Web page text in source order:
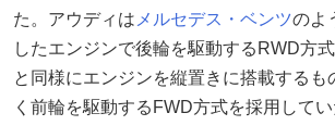
た。アウディは メルセデス・ベンツのよ
したエンジンで後輪を駆動するRWD方
と同様にエンジンを縦置きに搭載するも
く前輪を駆動するFWD方式を採用してい